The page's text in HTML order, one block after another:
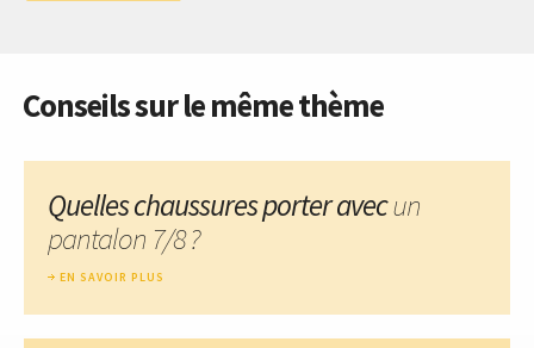
Conseils sur le même thème
Quelles chaussures porter avecun
pantalon 7/8 ?
EN SAVOIR PLUS